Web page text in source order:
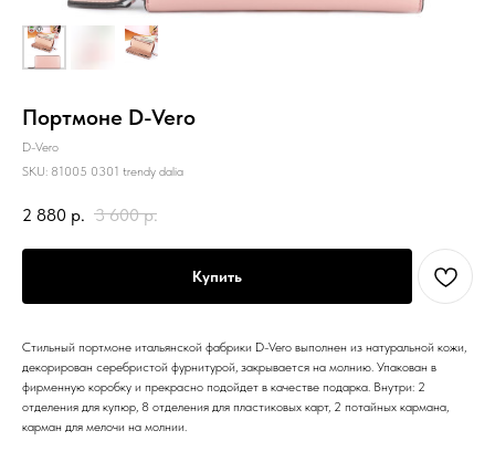
Портмоне D-Vero
D-Vero
SKU: 81005 0301 trendy dalia
2 880 р. 3 600 р.
Купить
Стильный портмоне итальянской фабрики D-Vero выполнен из натуральной кожи,
декорирован серебристой фурнитурой, закрывается на молнию. Упакован в
фирменную коробку и прекрасно подойдет в качестве подарка. Внутри: 2
отделения для купюр, 8 отделения для пластиковых карт, 2 потайных кармана,
карман для мелочи на молнии.